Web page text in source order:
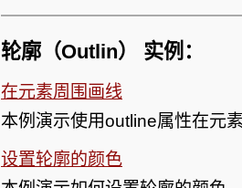
轮廓（Outlin） 实例：
在元素周围画线
本例演示使用outline属性在元
设置轮廓的颜色